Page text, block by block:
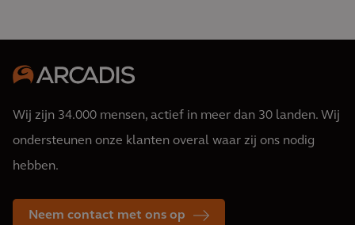
Wij zijn 34.000 mensen, actief in meer dan 30 landen. Wij
ondersteunen onze klanten overal waar zij ons nodig
hebben.
Neem contact met ons op